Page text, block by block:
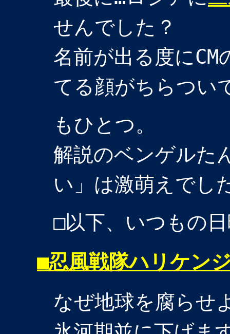
せんでした？
名前が出る度に
てる顔がちらつい
もひとつ。
解説のベンゲルた
い」は激萌えでし
□以下、いつもの
■忍風戦隊ハリケン
なぜ地球を腐らせ